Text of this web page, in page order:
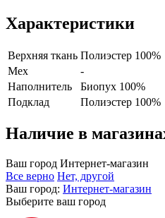
Характеристики
Верхняя ткань Полиэстер 100%
Мех
-
Наполнитель
Биопух 100%
Подклад
Полиэстер 100%
Наличие в
Ваш город Интернет-магазин
Все верно Нет, другой
Ваш город: Интернет-магазин
Выберите ваш город